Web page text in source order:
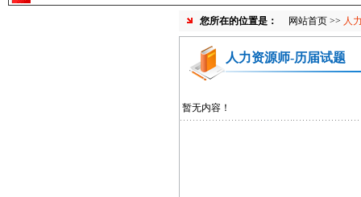
您所在的位置是： 网站首页 >> 人
人力资源师-历届试题
暂无内容！